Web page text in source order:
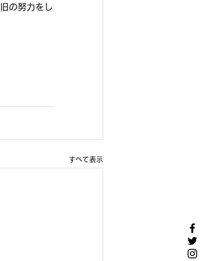
の努力をし
すべて表示